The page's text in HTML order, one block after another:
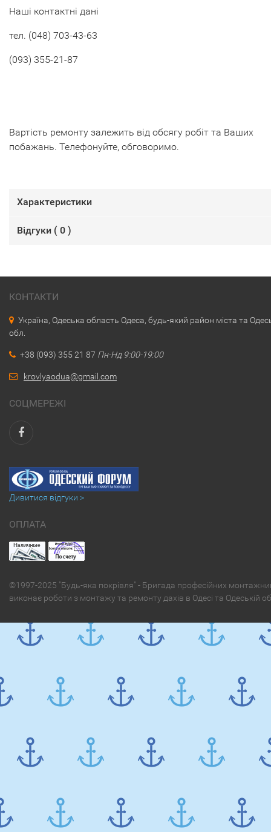
Наші контактні дані
тел. (048) 703-43-63
(093) 355-21-87
Вартість ремонту залежить від обсягу робіт та Ваших
побажань. Телефонуйте, обговоримо.
Характеристики
Відгуки ( 0 )
КОНТАКТИ
Україна, Одеська область Одеса, будь-який район міста та
обл.
+38 (093) 355 21 87 Пн-Нд 9:00-19:00
krovlyaodua@gmail.com
СОЦМЕРЕЖІ
Дивитися відгуки >
ОПЛАТА
©1997-2025 "Будь-яка покрівля" - Бригада професійних
виконає роботи з монтажу та ремонту дахів в Одесі та Одеській